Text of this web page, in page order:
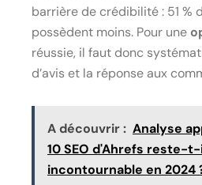
barrière de crédibilité : 51 %
possèdent moins. Pour une
réussie, il faut donc
d’avis et la réponse aux
A découvrir : Analyse
10 SEO d'Ahrefs reste-
incontournable en 2024